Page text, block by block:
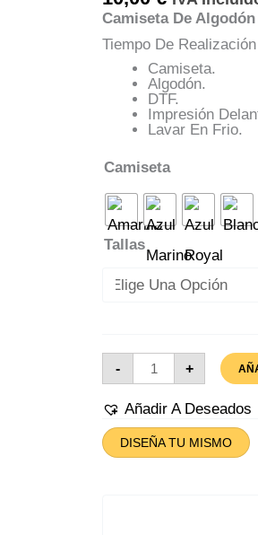
Camiseta De Algodón
Tiempo De
Camiseta.
Algodón.
DTF.
Impresión
Lavar En Frio.
Camiseta
Tallas
-
Camiseta
Raíces
Cantidad
+
Añadir A Deseados
DISEÑA TU MISMO